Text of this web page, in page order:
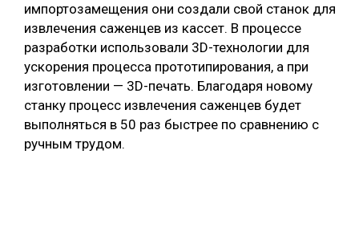
импортозамещения они создали свой станок для
извлечения саженцев из кассет. В процессе
разработки использовали 3D-технологии для
ускорения процесса прототипирования, а при
изготовлении — 3D-печать. Благодаря новому
станку процесс извлечения саженцев будет
выполняться в 50 раз быстрее по сравнению с
ручным трудом.